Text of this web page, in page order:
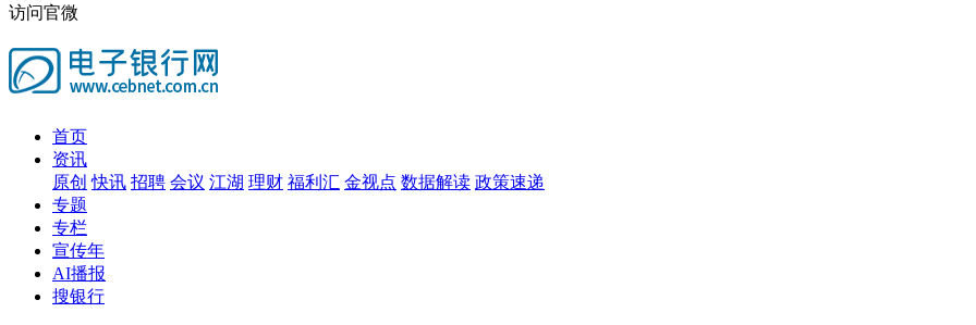
访问官微
首页
资讯
原创 快讯 招聘 会议 江湖 理财 福利汇 金视点 数据解读 政策速递
专题
专栏
宣传年
AI播报
搜银行